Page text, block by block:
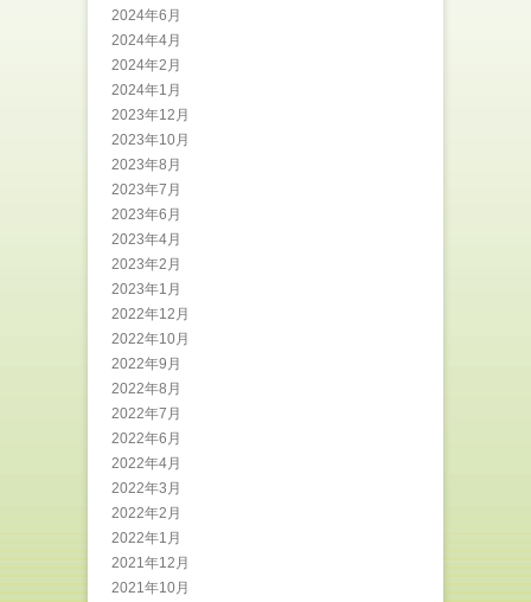
2024年6月
2024年4月
2024年2月
2024年1月
2023年12月
2023年10月
2023年8月
2023年7月
2023年6月
2023年4月
2023年2月
2023年1月
2022年12月
2022年10月
2022年9月
2022年8月
2022年7月
2022年6月
2022年4月
2022年3月
2022年2月
2022年1月
2021年12月
2021年10月